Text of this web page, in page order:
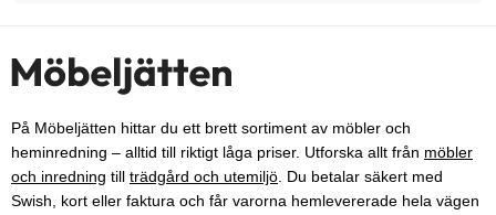
På Möbeljätten hittar du ett brett sortiment av möbler och
heminredning – alltid till riktigt låga priser. Utforska allt från möbler
och inredning till trädgård och utemiljö. Du betalar säkert med
Swish, kort eller faktura och får varorna hemlevererade hela vägen